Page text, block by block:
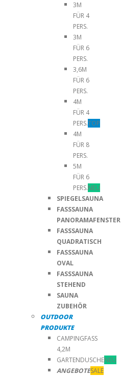
3M
FÜR 4
PERS.
3M
FÜR 6
PERS.
3,6M
FÜR 6
PERS.
4M
FÜR 4
PERS.TOP
4M
FÜR 8
PERS.
5M
FÜR 6
PERS.NEU
SPIEGELSAUNA
FASSSAUNA
PANORAMAFENSTER
FASSSAUNA
QUADRATISCH
FASSSAUNA
OVAL
FASSSAUNA
STEHEND
SAUNA
ZUBEHÖR
OUTDOOR
PRODUKTE
CAMPINGFASS
4,2M
GARTENDUSCHENEU
ANGEBOTESALE